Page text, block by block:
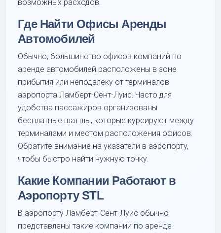
возможных расходов.
Где Найти Офисы Аренды
Автомобилей
Обычно, большинство офисов компаний по
аренде автомобилей расположены в зоне
прибытия или неподалеку от терминалов
аэропорта Ламберт-Сент-Луис. Часто для
удобства пассажиров организованы
бесплатные шаттлы, которые курсируют между
терминалами и местом расположения офисов.
Обратите внимание на указатели в аэропорту,
чтобы быстро найти нужную точку.
Какие Компании Работают в
Аэропорту STL
В аэропорту Ламберт-Сент-Луис обычно
представлены такие компании по аренде